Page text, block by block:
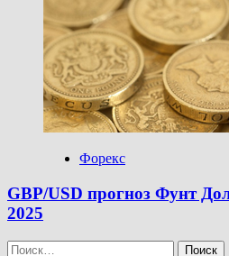
Форекс
GBP/USD прогноз Фунт
2025
Найти: